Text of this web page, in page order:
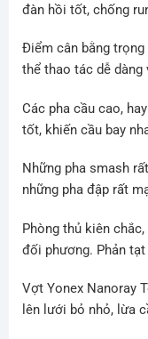
đàn hồi tốt, chống
Điểm cân bằng
thể thao tác dễ dàng
Các pha cầu cao,
tốt, khiến cầu bay
Những pha smash
những pha đập rất
Phòng thủ kiên
đối phương. Phản
Vợt Yonex Nanoray
lên lưới bỏ nhỏ, lừa